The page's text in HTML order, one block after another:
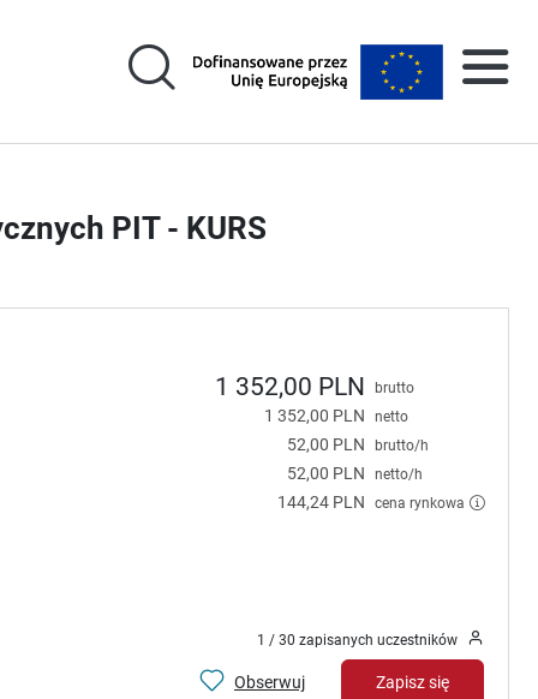
PIT - KURS
1 352,00 PLN brutto
1 352,00 PLN netto
52,00 PLN brutto/h
52,00 PLN netto/h
144,24 PLN cena rynkowa
1 / 30 zapisanych uczestników
Obserwuj Zapisz się